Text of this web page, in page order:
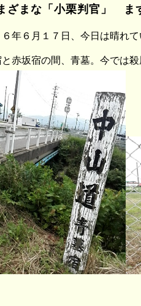
ざまな「小栗判官」 ま
６年６月１７日、今日は晴れ
赤坂宿の間、青墓。今では殺